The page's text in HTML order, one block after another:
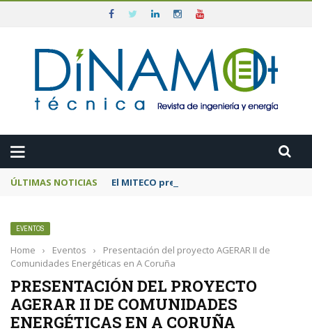
ÚLTIMAS NOTICIAS El MITECO prepara una subasta de 600
EVENTOS
Home › Eventos ›
Presentación del proyecto AGERAR II de
Comunidades Energéticas en A Coruña
PRESENTACIÓN DEL PROYECTO
AGERAR II DE COMUNIDADES
ENERGÉTICAS EN A CORUÑA